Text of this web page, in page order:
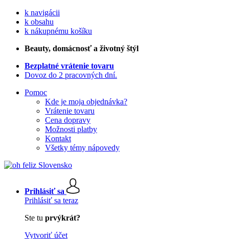
k navigácii
k obsahu
k nákupnému košíku
Beauty, domácnosť a životný štýl
Bezplatné vrátenie tovaru
Dovoz do 2 pracovných dní.
Pomoc
Kde je moja objednávka?
Vrátenie tovaru
Cena dopravy
Možnosti platby
Kontakt
Všetky témy nápovedy
Prihlásiť sa
Prihlásiť sa teraz
Ste tu prvýkrát?
Vytvoriť účet